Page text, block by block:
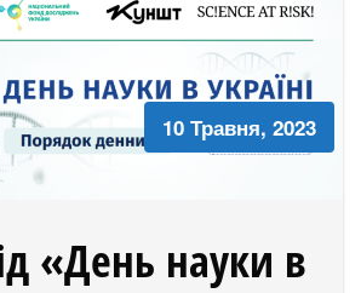
10 Травня, 2023
«День науки в